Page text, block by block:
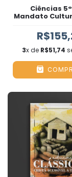
Ciências
Mandato
3x de R$51,74